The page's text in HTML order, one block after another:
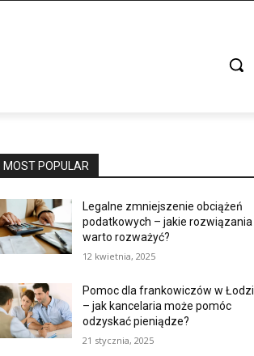
MOST POPULAR
Legalne zmniejszenie obciążeń
podatkowych – jakie rozwiązania
warto rozważyć?
12 kwietnia, 2025
Pomoc dla frankowiczów w Łodzi
– jak kancelaria może pomóc
odzyskać pieniądze?
21 stycznia, 2025